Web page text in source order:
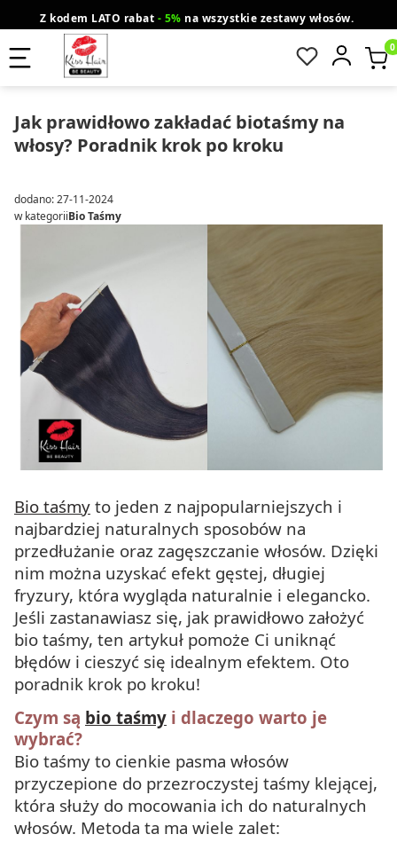
Z kodem LATO rabat - 5% na wszystkie zestawy włosów.
wysyłka gratis od 200 zł Orlen Paczka
Jak prawidłowo zakładać biotaśmy na
włosy? Poradnik krok po kroku
dodano: 27-11-2024
w kategoriiBio Taśmy
Bio taśmy to jeden z najpopularniejszych i
najbardziej naturalnych sposobów na
przedłużanie oraz zagęszczanie włosów. Dzięki
nim można uzyskać efekt gęstej, długiej
fryzury, która wygląda naturalnie i elegancko.
Jeśli zastanawiasz się, jak prawidłowo założyć
bio taśmy, ten artykuł pomoże Ci uniknąć
błędów i cieszyć się idealnym efektem. Oto
poradnik krok po kroku!
Czym są bio taśmy i dlaczego warto je
wybrać?
Bio taśmy to cienkie pasma włosów
przyczepione do przezroczystej taśmy klejącej,
która służy do mocowania ich do naturalnych
włosów. Metoda ta ma wiele zalet: